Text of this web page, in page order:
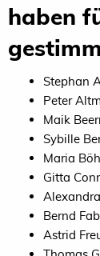
haben
Stephan
Peter
Maik
Sybille
Maria
Gitta
Bernd
Astrid